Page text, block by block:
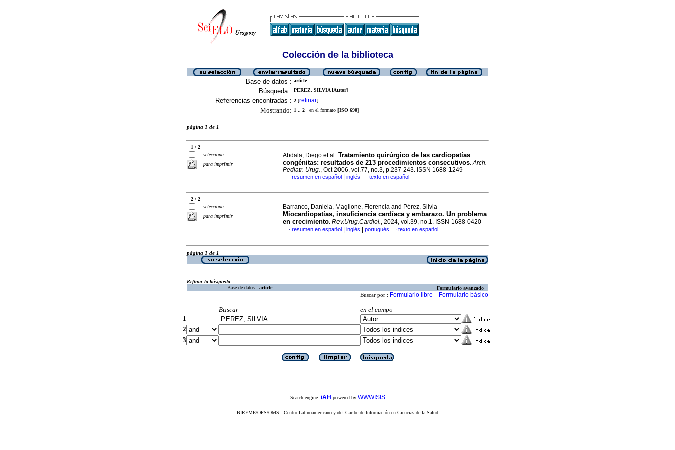
Colección de la biblioteca
Base de datos : article
Búsqueda : PEREZ, SILVIA [Autor]
Referencias encontradas : 2 [refinar]
Mostrando: 1 .. 2 en el formato [ISO 690]
página 1 de 1
1 / 2
selecciona
para imprimir
Abdala, Diego et al. Tratamiento quirúrgico de las cardiopatías
congénitas: resultados de 213 procedimientos consecutivos.Arch.
Pediatr. Urug., Oct 2006, vol.77, no.3, p.237-243. ISSN 1688-1249
· resumen en español inglés · texto en español
2 / 2
selecciona
para imprimir
Barranco, Daniela, Maglione, Florencia and Pérez, Silvia
Miocardiopatías, insuficiencia cardíaca y embarazo. Un problema
en crecimiento. Rev.Urug.Cardiol., 2024, vol.39, no.1. ISSN 1688-0420
· resumen en español inglés portugués · texto en español
página 1 de 1
Refinar la búsqueda
Base de datos : article Formulario avanzado
Buscar por : Formulario libre Formulario básico
Buscar
en el campo
1
2
3
Search engine: iAH powered by WWWISIS
BIREME/OPS/OMS - Centro Latinoamericano y del Caribe de Información en Ciencias de la Salud